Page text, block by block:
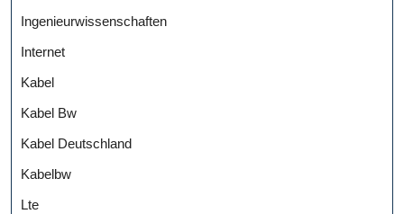
Ingenieurwissenschaften
Internet
Kabel
Kabel Bw
Kabel Deutschland
Kabelbw
Lte